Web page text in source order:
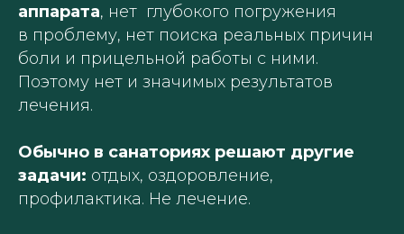
аппарата, нет глубокого погружения
в проблему, нет поиска реальных причин
боли и прицельной работы с ними.
Поэтому нет и значимых результатов
лечения.
Обычно в санаториях решают другие
задачи: отдых, оздоровление,
профилактика. Не лечение.